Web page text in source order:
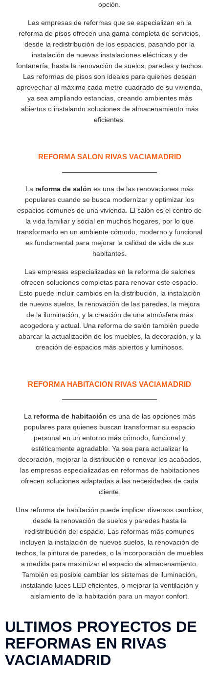
opción.
Las empresas de reformas que se especializan en la
reforma de pisos ofrecen una gama completa de servicios,
desde la redistribución de los espacios, pasando por la
instalación de nuevas instalaciones eléctricas y de
fontanería, hasta la renovación de suelos, paredes y techos.
Las reformas de pisos son ideales para quienes desean
aprovechar al máximo cada metro cuadrado de su vivienda,
ya sea ampliando estancias, creando ambientes más
abiertos o instalando soluciones de almacenamiento más
eficientes.
REFORMA SALON RIVAS VACIAMADRID
La reforma de salón es una de las renovaciones más
populares cuando se busca modernizar y optimizar los
espacios comunes de una vivienda. El salón es el centro de
la vida familiar y social en muchos hogares, por lo que
transformarlo en un ambiente cómodo, moderno y funcional
es fundamental para mejorar la calidad de vida de sus
habitantes.
Las empresas especializadas en la reforma de salones
ofrecen soluciones completas para renovar este espacio.
Esto puede incluir cambios en la distribución, la instalación
de nuevos suelos, la renovación de las paredes, la mejora
de la iluminación, y la creación de una atmósfera más
acogedora y actual. Una reforma de salón también puede
abarcar la actualización de los muebles, la decoración, y la
creación de espacios más abiertos y luminosos.
REFORMA HABITACION RIVAS VACIAMADRID
La reforma de habitación es una de las opciones más
populares para quienes buscan transformar su espacio
personal en un entorno más cómodo, funcional y
estéticamente agradable. Ya sea para actualizar la
decoración, mejorar la distribución o renovar los acabados,
las empresas especializadas en reformas de habitaciones
ofrecen soluciones adaptadas a las necesidades de cada
cliente.
Una reforma de habitación puede implicar diversos cambios,
desde la renovación de suelos y paredes hasta la
redistribución del espacio. Las reformas más comunes
incluyen la instalación de nuevos suelos, la renovación de
techos, la pintura de paredes, o la incorporación de muebles
a medida para maximizar el espacio de almacenamiento.
También es posible cambiar los sistemas de iluminación,
instalando luces LED eficientes, o mejorar la ventilación y
aislamiento de la habitación para un mayor confort.
ULTIMOS PROYECTOS DE
REFORMAS EN RIVAS
VACIAMADRID